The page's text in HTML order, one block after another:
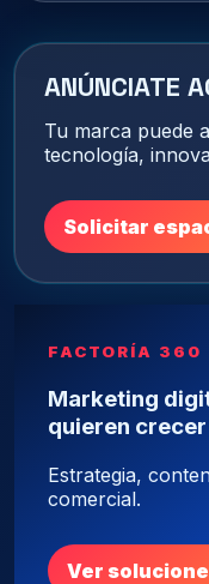
ANÚNCIATE
Tu marca puede
tecnología,
Solicitar
FACTORÍA 360
Marketing
quieren crecer
Estrategia,
comercial.
Ver